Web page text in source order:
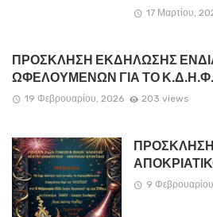
17 Μαρτίου,
ΠΡΟΣΚΛΗΣΗ ΕΚΔΗΛΩΣΗΣ
ΩΦΕΛΟΥΜΕΝΩΝ ΓΙΑ ΤΟ Κ.Δ.Η.Φ.
19 Φεβρουαρίου, 2026 203 views
ΠΡΟΣΚΛΗΣΗ
9